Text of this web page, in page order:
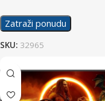
Zatraži ponudu
SKU: 32965